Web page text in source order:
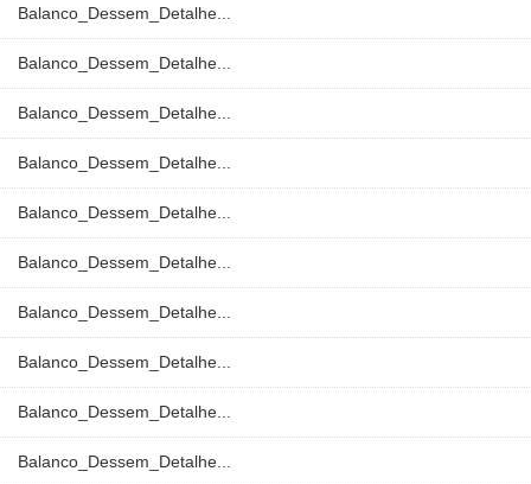
Balanco_Dessem_Detalhe...
Balanco_Dessem_Detalhe...
Balanco_Dessem_Detalhe...
Balanco_Dessem_Detalhe...
Balanco_Dessem_Detalhe...
Balanco_Dessem_Detalhe...
Balanco_Dessem_Detalhe...
Balanco_Dessem_Detalhe...
Balanco_Dessem_Detalhe...
Balanco_Dessem_Detalhe...